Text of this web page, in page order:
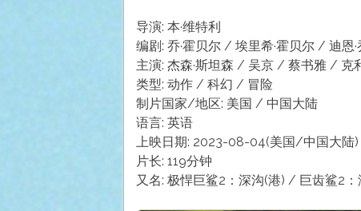
导演: 本·维特利
编剧: 乔·霍贝尔 / 埃里希·霍贝尔 / 迪恩
主演: 杰森·斯坦森 / 吴京 / 蔡书雅 / 克
类型: 动作 / 科幻 / 冒险
制片国家/地区: 美国 / 中国大陆
语言: 英语
上映日期: 2023-08-04(美国/中国大陆)
片长: 119分钟
又名: 极悍巨鲨2：深沟(港) / 巨齿鲨2：